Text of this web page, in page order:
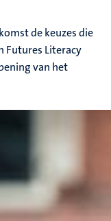
de keuzes die
Futures Literacy
van het